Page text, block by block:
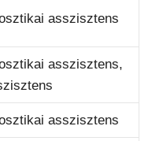
asszisztens
asszisztens,
asszisztens